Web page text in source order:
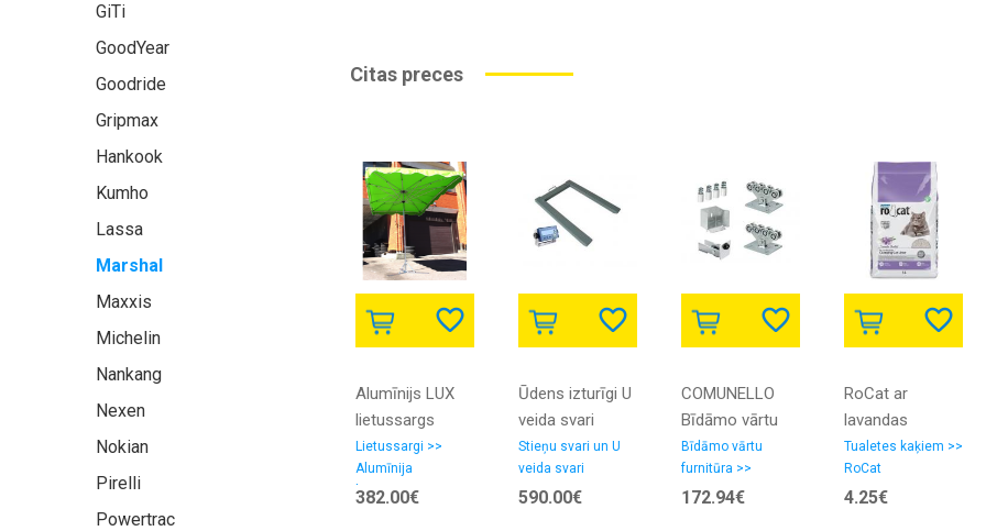
GiTi
GoodYear
Goodride
Gripmax
Hankook
Kumho
Lassa
Marshal
Maxxis
Michelin
Nankang
Nexen
Nokian
Pirelli
Powertrac
Citas preces
Alumīnijs LUX
lietussargs
3x2m Nr.19/92 -
pamatne 15 kg
Lietussargi >>
Alumīnija
lietussargi
382.00€
Ūdens izturīgi U
veida svari
DFWLB
Stieņu svari un U
veida svari
590.00€
COMUNELLO
Bīdāmo vārtu
furnitūras
komplekts MINI
CGS 250/8
Bīdāmo vārtu
furnitūra >>
COMUNELLO
172.94€
RoCat ar
lavandas
aromātu 5l
Tualetes kaķiem >>
RoCat
4.25€